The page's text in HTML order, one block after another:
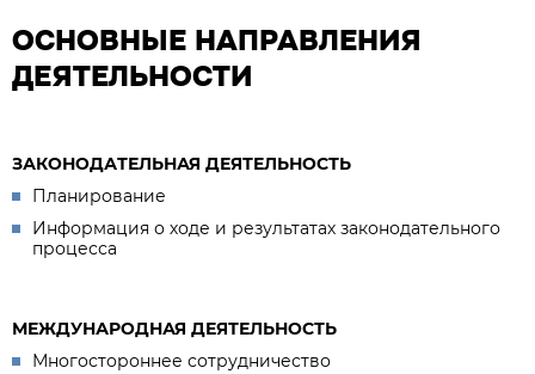
ОСНОВНЫЕ НАПРАВЛЕНИЯ
ДЕЯТЕЛЬНОСТИ
ЗАКОНОДАТЕЛЬНАЯ ДЕЯТЕЛЬНОСТЬ
Планирование
Информация о ходе и результатах законодательного
процесса
МЕЖДУНАРОДНАЯ ДЕЯТЕЛЬНОСТЬ
Многостороннее сотрудничество